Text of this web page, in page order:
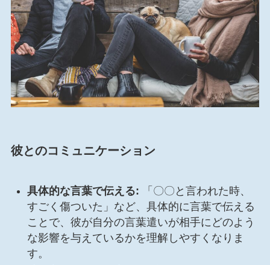
彼とのコミュニケーション
具体的な言葉で伝える: 「〇〇と言われた時、
すごく傷ついた」など、具体的に言葉で伝える
ことで、彼が自分の言葉遣いが相手にどのよう
な影響を与えているかを理解しやすくなりま
す。